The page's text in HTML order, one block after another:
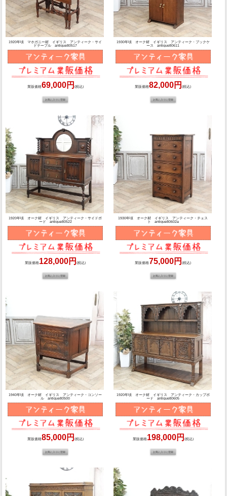
1920年頃 マホガニー材 イギリス アンティーク・サイ
ドテーブル antique80517
業販価格69,000円 (税込)
1930年頃 オーク材 イギリス アンティーク・ブックケ
ース antique80611
業販価格82,000円(税込)
1920年頃 オーク材 イギリス アンティーク・サイドボ
ード antique80522
業販価格128,000円(税込)
1930年頃 オーク材 イギリス アンティーク・チェス
ト antique80602a
業販価格75,000円(税込)
1940年頃 オーク材 イギリス アンティーク・コンソー
ル antique80500
業販価格85,000円 (税込)
1920年頃 オーク材 イギリス アンティーク・カップボ
ード antique80605
業販価格198,000円 (税込)